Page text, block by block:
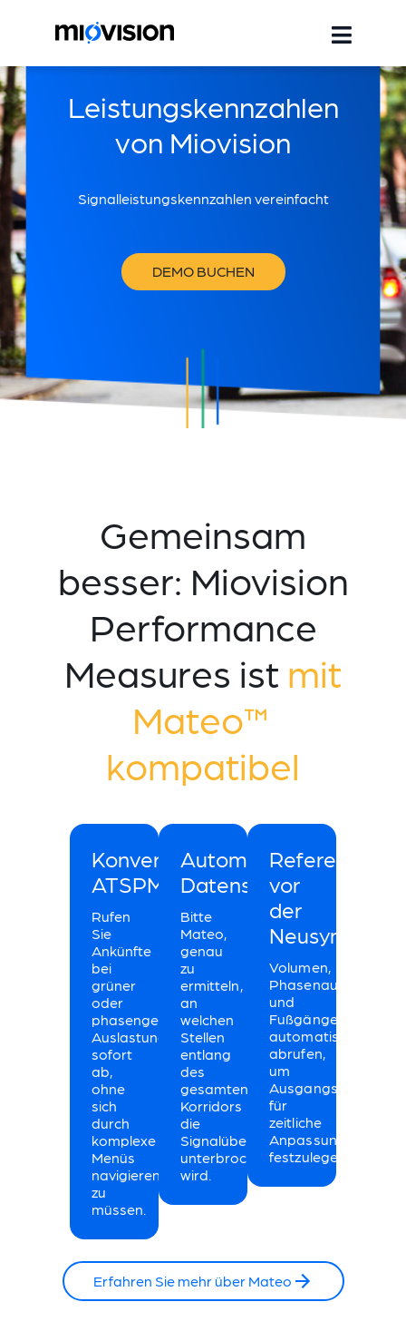
Leistungskennzahlen
von Miovision
Signalleistungskennzahlen vereinfacht
DEMO BUCHEN
Gemeinsam
besser: Miovision
Performance
Measures ist mit
Mateo™
kompatibel
Konversationsorientierte
ATSPMs.
Rufen
Sie
Ankünfte
bei
grüner
oder
phasengeteilter
Auslastung
sofort
ab,
ohne
sich
durch
komplexe
Menüs
navigieren
zu
müssen.
Automatisierte
Datensynthese.
Bitte
Mateo,
genau
zu
ermitteln,
an
welchen
Stellen
entlang
des
gesamten
Korridors
die
Signalübertragung
unterbrochen
wird.
vor
der
Volumen,
Phasenaufteilungen
und
automatisch
abrufen,
um
Ausgangswerte
für
zeitliche
Anpassungen
festzulegen.
Erfahren Sie mehr über Mateo